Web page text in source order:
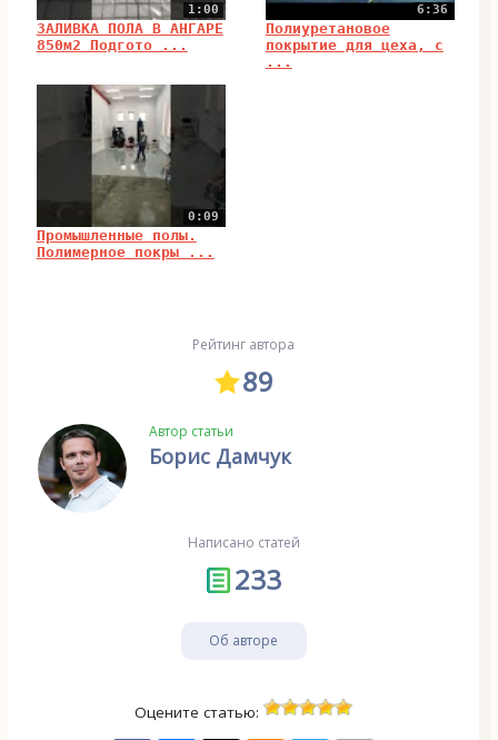
1:00
ЗАЛИВКА ПОЛА В АНГАРЕ
850м2 Подгото ...
6:36
Полиуретановое
покрытие для цеха, с
...
0:09
Промышленные полы.
Полимерное покры ...
Рейтинг автора
89
Автор статьи
Борис Дамчук
Написано статей
233
Об авторе
Оцените статью: